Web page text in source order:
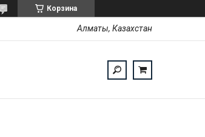
Корзина
Алматы, Казахстан